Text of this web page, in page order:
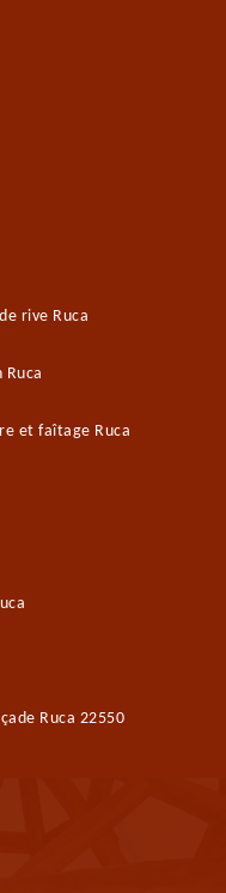
rive Ruca
et faîtage Ruca
Ruca 22550